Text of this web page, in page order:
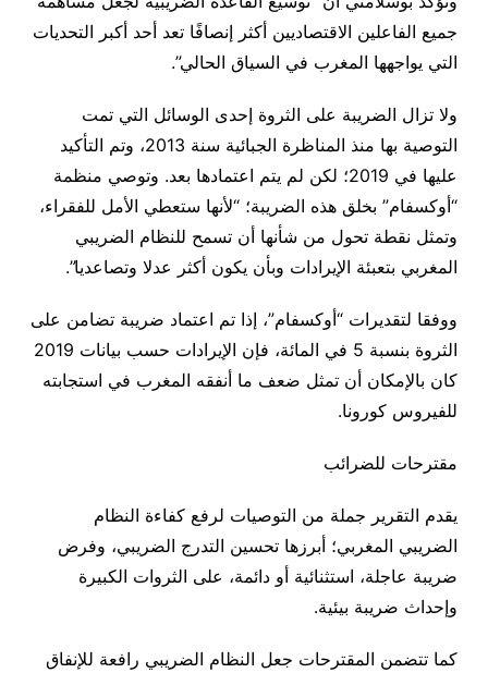
جميع الفاعلين الاقتصاديين أكثر إنصافًا تعد أحد أكبر التحديات
التي يواجهها المغرب في السياق الحالي”.
ولا تزال الضريبة على الثروة إحدى الوسائل التي تمت
التوصية بها منذ المناظرة الجبائية سنة 2013، وتم التأكيد
عليها في 2019؛ لكن لم يتم اعتمادها بعد. وتوصي منظمة
“أوكسفام” بخلق هذه الضريبة؛ “لأنها ستعطي الأمل للفقراء،
وتمثل نقطة تحول من شأنها أن تسمح للنظام الضريبي
المغربي بتعبئة الإيرادات وبأن يكون أكثر عدلا وتصاعديا”.
ووفقا لتقديرات “أوكسفام”، إذا تم اعتماد ضريبة تضامن على
الثروة بنسبة 5 في المائة، فإن الإيرادات حسب بيانات 2019
كان بالإمكان أن تمثل ضعف ما أنفقه المغرب في استجابته
للفيروس كورونا.
مقترحات للضرائب
يقدم التقرير جملة من التوصيات لرفع كفاءة النظام
الضريبي المغربي؛ أبرزها تحسين التدرج الضريبي، وفرض
ضريبة عاجلة، استثنائية أو دائمة، على الثروات الكبيرة
وإحداث ضريبة بيئية.
كما تتضمن المقترحات جعل النظام الضريبي رافعة للإنفاق